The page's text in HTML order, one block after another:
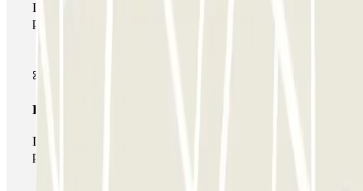
Durante tu estancia podrás entrar y salir una única vez al
parking
Pase multiparking
Durante tu estancia podrás hacer uso de toda la red de
parkings de este operador disponibles en Parclick.